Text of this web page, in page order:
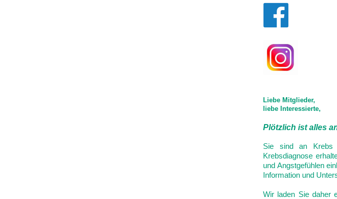
Liebe Mitglieder,
liebe Interessierte,
Plötzlich ist alles
Sie sind an Krebs
Krebsdiagnose
und Angstgefühlen
Information und
Wir laden Sie daher